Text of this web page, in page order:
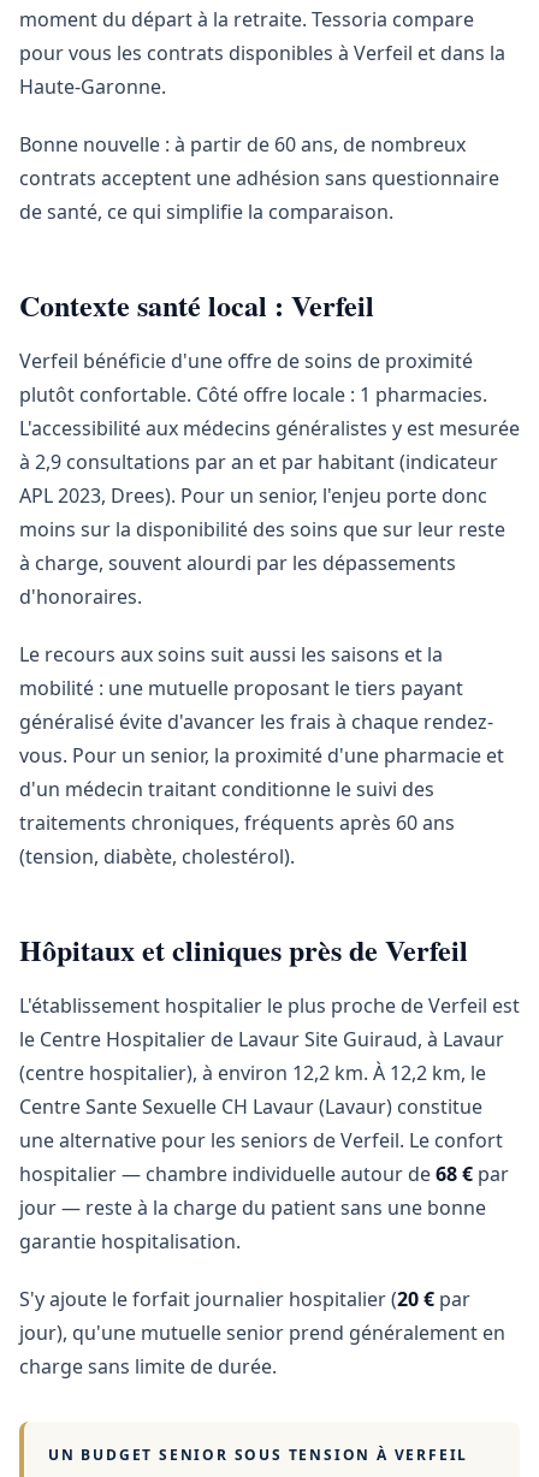
moment du départ à la retraite. Tessoria compare
pour vous les contrats disponibles à Verfeil et dans la
Haute-Garonne.
Bonne nouvelle : à partir de 60 ans, de nombreux
contrats acceptent une adhésion sans questionnaire
de santé, ce qui simplifie la comparaison.
Contexte santé local : Verfeil
Verfeil bénéficie d'une offre de soins de proximité
plutôt confortable. Côté offre locale : 1 pharmacies.
L'accessibilité aux médecins généralistes y est mesurée
à 2,9 consultations par an et par habitant (indicateur
APL 2023, Drees). Pour un senior, l'enjeu porte donc
moins sur la disponibilité des soins que sur leur reste
à charge, souvent alourdi par les dépassements
d'honoraires.
Le recours aux soins suit aussi les saisons et la
mobilité : une mutuelle proposant le tiers payant
généralisé évite d'avancer les frais à chaque rendez-
vous. Pour un senior, la proximité d'une pharmacie et
d'un médecin traitant conditionne le suivi des
traitements chroniques, fréquents après 60 ans
(tension, diabète, cholestérol).
Hôpitaux et cliniques près de Verfeil
L'établissement hospitalier le plus proche de Verfeil est
le Centre Hospitalier de Lavaur Site Guiraud, à Lavaur
(centre hospitalier), à environ 12,2 km. À 12,2 km, le
Centre Sante Sexuelle CH Lavaur (Lavaur) constitue
une alternative pour les seniors de Verfeil. Le confort
hospitalier — chambre individuelle autour de68 € par
jour — reste à la charge du patient sans une bonne
garantie hospitalisation.
S'y ajoute le forfait journalier hospitalier (20 € par
jour), qu'une mutuelle senior prend généralement en
charge sans limite de durée.
UN BUDGET SENIOR SOUS TENSION À VERFEIL